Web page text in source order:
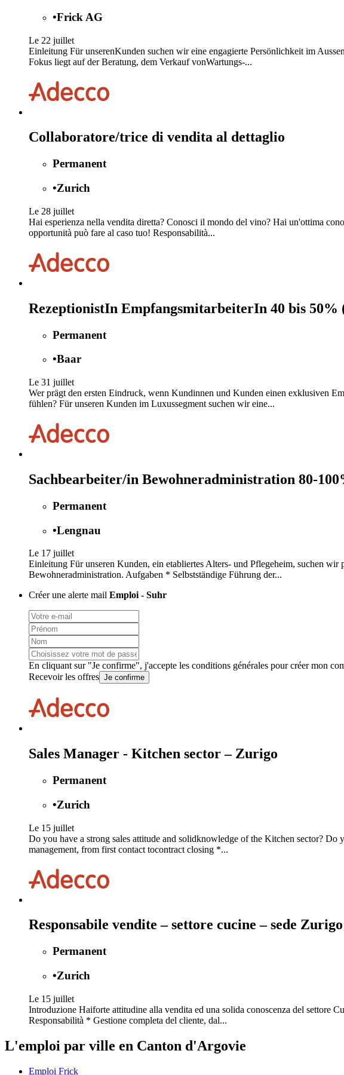
•Frick AG
Le 22 juillet
Einleitung Für unserenKunden suchen wir eine engagierte Persönlichkeit im
Fokus liegt auf der Beratung, dem Verkauf vonWartungs-...
Collaboratore/trice di vendita al dettaglio
Permanent
•Zurich
Le 28 juillet
Hai esperienza nella vendita diretta? Conosci il mondo del vino? Hai un'ottima
opportunità può fare al caso tuo! Responsabilità...
RezeptionistIn EmpfangsmitarbeiterIn 40 bis 50%
Permanent
•Baar
Le 31 juillet
Wer prägt den ersten Eindruck, wenn Kundinnen und Kunden einen exklusiven
fühlen? Für unseren Kunden im Luxussegment suchen wir eine...
Sachbearbeiter/in Bewohneradministration 80-
Permanent
•Lengnau
Le 17 juillet
Einleitung Für unseren Kunden, ein etabliertes Alters- und Pflegeheim, suchen
Bewohneradministration. Aufgaben * Selbstständige Führung der...
Créer une alerte mail Emploi - Suhr
En cliquant sur "Je confirme", j'accepte les conditions générales pour créer mon
Recevoir les offres Je confirme
Sales Manager - Kitchen sector – Zurigo
Permanent
•Zurich
Le 15 juillet
Do you have a strong sales attitude and solidknowledge of the Kitchen sector?
management, from first contact tocontract closing *...
Responsabile vendite – settore cucine – sede Zurigo
Permanent
•Zurich
Le 15 juillet
Introduzione Haiforte attitudine alla vendita ed una solida conoscenza del settore
Responsabilità * Gestione completa del cliente, dal...
L'emploi par ville en Canton d'Argovie
Emploi Frick